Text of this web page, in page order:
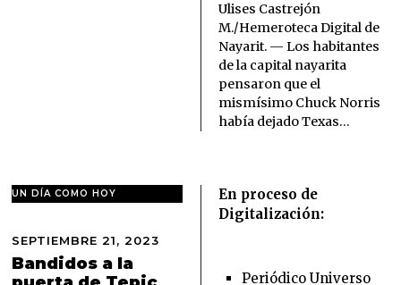
0
,
2
0
6
Ulises Castrejón
M./Hemeroteca Digital de
Nayarit. — Los habitantes
de la capital nayarita
pensaron que el
mismísimo Chuck Norris
había dejado Texas…
UN DÍA COMO HOY
SEPTIEMBRE 21, 2023
Bandidos a la
En proceso de
Digitalización:
Periódico Universo